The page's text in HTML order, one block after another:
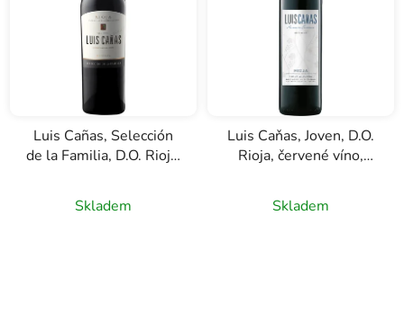
Luis Cañas, Selección
de la Familia, D.O. Rioja,
Skladem
Luis Caňas, Joven, D.O.
Rioja, červené víno,
Skladem